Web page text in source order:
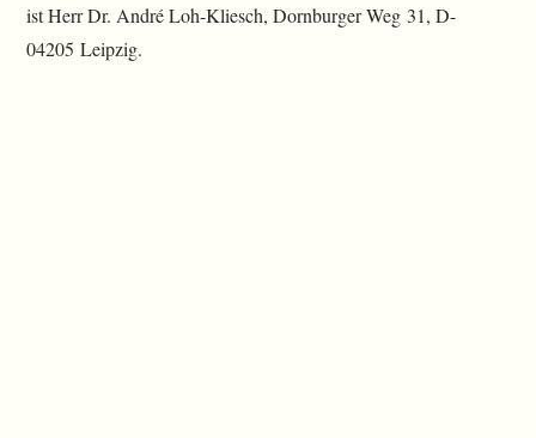
ist Herr Dr. André Loh-Kliesch, Dornburger Weg 31, D-
04205 Leipzig.